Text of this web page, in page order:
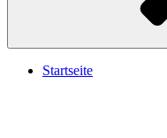
Startseite